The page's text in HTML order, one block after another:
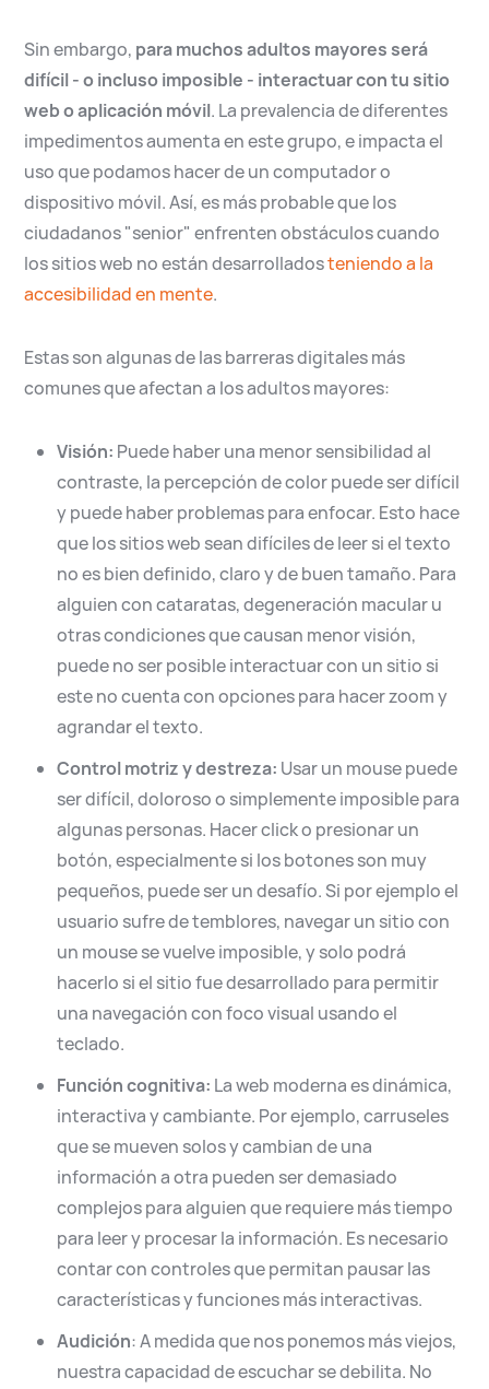
Sin embargo, para muchos adultos mayores será
difícil - o incluso imposible - interactuar con tu sitio
web o aplicación móvil. La prevalencia de diferentes
impedimentos aumenta en este grupo, e impacta el
uso que podamos hacer de un computador o
dispositivo móvil. Así, es más probable que los
ciudadanos "senior" enfrenten obstáculos cuando
los sitios web no están desarrolladosteniendo a la
accesibilidad en mente.
Estas son algunas de las barreras digitales más
comunes que afectan a los adultos mayores:
Visión: Puede haber una menor sensibilidad al
contraste, la percepción de color puede ser difícil
y puede haber problemas para enfocar. Esto hace
que los sitios web sean difíciles de leer si el texto
no es bien definido, claro y de buen tamaño. Para
alguien con cataratas, degeneración macular u
otras condiciones que causan menor visión,
puede no ser posible interactuar con un sitio si
este no cuenta con opciones para hacer zoom y
agrandar el texto.
Control motriz y destreza: Usar un mouse puede
ser difícil, doloroso o simplemente imposible para
algunas personas. Hacer click o presionar un
botón, especialmente si los botones son muy
pequeños, puede ser un desafío. Si por ejemplo el
usuario sufre de temblores, navegar un sitio con
un mouse se vuelve imposible, y solo podrá
hacerlo si el sitio fue desarrollado para permitir
una navegación con foco visual usando el
teclado.
Función cognitiva: La web moderna es dinámica,
interactiva y cambiante. Por ejemplo, carruseles
que se mueven solos y cambian de una
información a otra pueden ser demasiado
complejos para alguien que requiere más tiempo
para leer y procesar la información. Es necesario
contar con controles que permitan pausar las
características y funciones más interactivas.
Audición: A medida que nos ponemos más viejos,
nuestra capacidad de escuchar se debilita. No